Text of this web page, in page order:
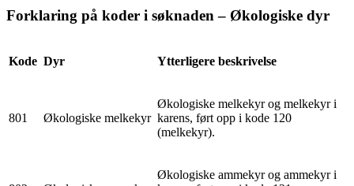
Forklaring på koder i søknaden – Økologiske dyr
Kode Dyr Ytterligere beskrivelse
801 Økologiske melkekyr
Økologiske melkekyr og melkekyr i
karens, ført opp i kode 120
(melkekyr).
Økologiske ammekyr og ammekyr i